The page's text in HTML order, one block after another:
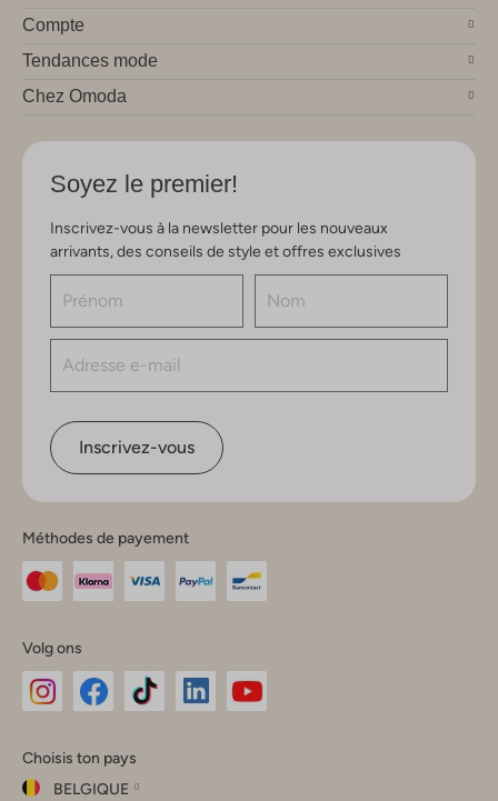
Compte
Tendances mode
Chez Omoda
Soyez le premier!
Inscrivez-vous à la newsletter pour les nouveaux
arrivants, des conseils de style et offres exclusives
Inscrivez-vous
Méthodes de payement
Volg ons
Instagram
Facebook
TikTok
Choisis ton pays
BELGIQUE